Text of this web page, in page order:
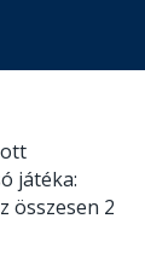
játéka:
összesen 2